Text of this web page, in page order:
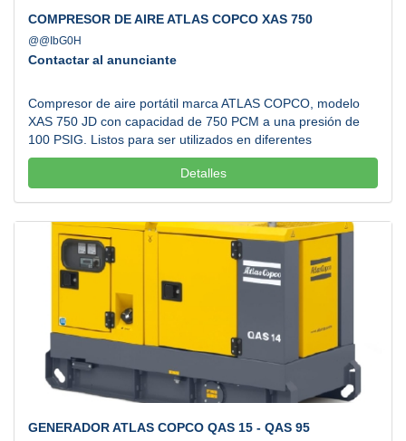
COMPRESOR DE AIRE ATLAS COPCO XAS 750
@@IbG0H
Contactar al anunciante
Compresor de aire portátil marca ATLAS COPCO, modelo
XAS 750 JD con capacidad de 750 PCM a una presión de
100 PSIG. Listos para ser utilizados en diferentes
aplicaciones al tiempo que le ayudarán a reducir costos de
combustible y mantenimiento. Atendemos todos los estados
Detalles
GENERADOR ATLAS COPCO QAS 15 - QAS 95